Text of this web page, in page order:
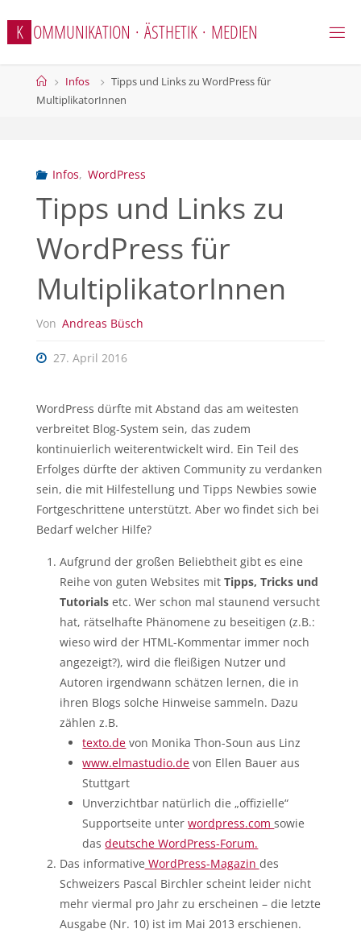
Inhalt
springen
K OMMUNIKATION · ÄSTHETIK · MEDIEN
StartInfos
Tipps und Links zu WordPress für
MultiplikatorInnen
Infos, WordPress
Tipps und Links zu
WordPress für
MultiplikatorInnen
Von Andreas Büsch
27. April 2016
WordPress dürfte mit Abstand das am weitesten
verbreitet Blog-System sein, das zudem
kontinuierlich weiterentwickelt wird. Ein Teil des
Erfolges dürfte der aktiven Community zu verdanken
sein, die mit Hilfestellung und Tipps Newbies sowie
Fortgeschrittene unterstützt. Aber wo findet sich bei
Bedarf welcher Hilfe?
Aufgrund der großen Beliebtheit gibt es eine
Reihe von guten Websites mit Tipps, Tricks und
Tutorialsetc. Wer schon mal staunend versucht
hat, rätselhafte Phänomene zu beseitigen (z.B.:
wieso wird der HTML-Kommentar immer noch
angezeigt?), wird die fleißigen Nutzer und
Autoren irgendwann schätzen lernen, die in
ihren Blogs solche Hinweise sammeln. Dazu
zählen z.B.
texto.de von Monika Thon-Soun aus Linz
www.elmastudio.de von Ellen Bauer aus
Stuttgart
Unverzichtbar natürlich die „offizielle“
Supportseite unterwordpress.comsowie
dasdeutsche WordPress-Forum.
Das informative WordPress-Magazin des
Schweizers Pascal Birchler scheint leider nicht
mehr viermal pro Jahr zu erscheinen – die letzte
Ausgabe (Nr. 10) ist im Mai 2013 erschienen.